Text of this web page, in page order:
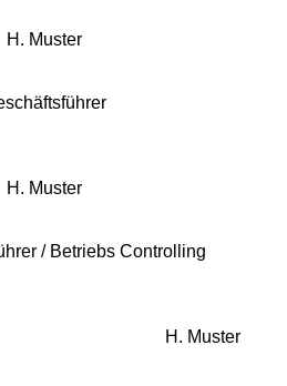
H. Muster
H. Muster
/ Betriebs Controlling
H. Muster